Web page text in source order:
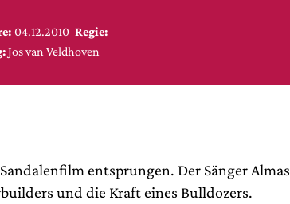
04.12.2010 Regie:
Jos van Veldhoven
entsprungen. Der Sänger Almas
und die Kraft eines Bulldozers.